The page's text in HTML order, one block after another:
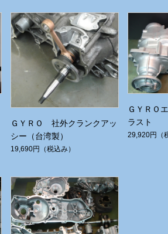
ＧＹＲＯ 社外クランクアッ
シー（台湾製）
19,690円 （税込み）
ＧＹＲＯ
ラスト
29,920円 （